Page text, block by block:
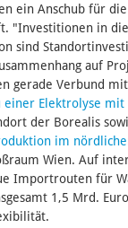
ein Anschub für
"Investitionen in die
sind
auf
gerade Verbund
einer Elektrolyse mit
der Borealis
im
Wien. Auf
Importrouten für
1,5 Mrd.